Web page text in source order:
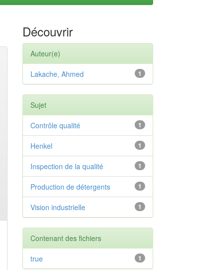
Découvrir
Auteur(e)
1
Lakache, Ahmed
Sujet
1
Contrôle qualité
1
Henkel
1
Inspection de la qualité
1
Production de détergents
1
Vision industrielle
Contenant des fichiers
1
true